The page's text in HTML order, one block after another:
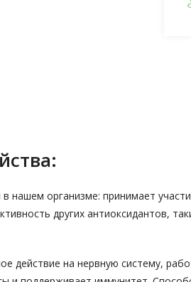
нашем организме: принимает
других антиоксидантов,
действие на нервную систему,